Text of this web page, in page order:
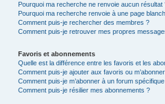
Pourquoi ma recherche ne renvoie aucun résultat
Pourquoi ma recherche renvoie à une page
Comment puis-je rechercher des membres ?
Comment puis-je retrouver mes propres
Favoris et abonnements
Quelle est la différence entre les favoris et les
Comment puis-je ajouter aux favoris ou
Comment puis-je m’abonner à un forum
Comment puis-je résilier mes abonnements ?